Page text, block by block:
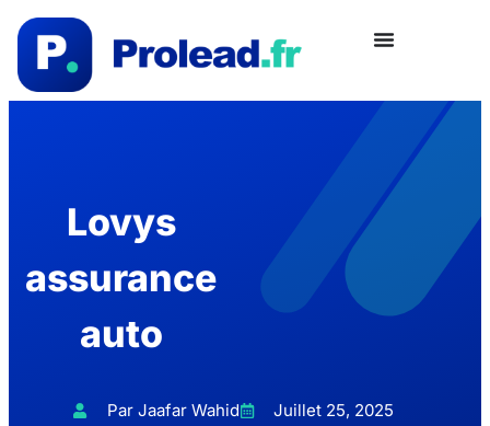
Lovys
assurance
auto
Par Jaafar Wahid
Juillet 25, 2025